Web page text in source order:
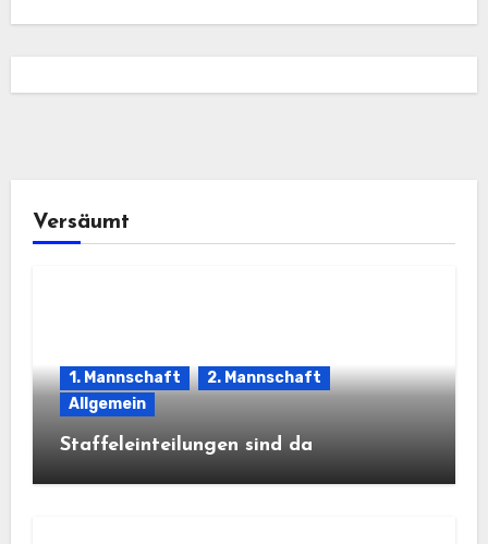
Versäumt
1. Mannschaft
2. Mannschaft
Allgemein
Staffeleinteilungen sind da